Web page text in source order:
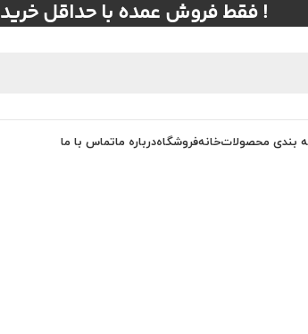
! فقط فروش عمده با حداقل خرید ۵ میلیون تومان ! برای خرید
بندی محصولاتخانهفروشگاهدرباره ماتماس با ما